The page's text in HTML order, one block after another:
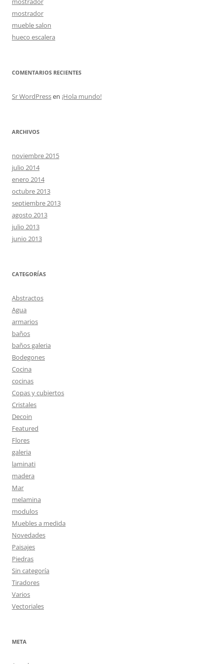
mostrador
mueble salon
hueco escalera
COMENTARIOS RECIENTES
Sr WordPressen ¡Hola mundo!
ARCHIVOS
noviembre 2015
julio 2014
enero 2014
octubre 2013
septiembre 2013
agosto 2013
julio 2013
junio 2013
CATEGORÍAS
Abstractos
Agua
armarios
baños
baños galeria
Bodegones
Cocina
cocinas
Copas y cubiertos
Cristales
Decoin
Featured
Flores
galeria
laminati
madera
Mar
melamina
modulos
Muebles a medida
Novedades
Paisajes
Piedras
Sin categoría
Tiradores
Varios
Vectoriales
META